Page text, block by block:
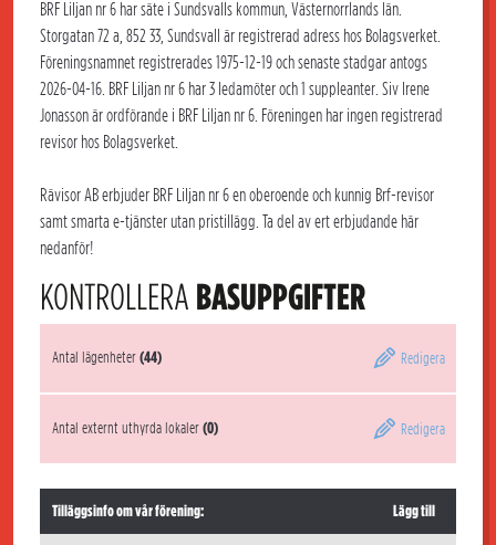
BRF Liljan nr 6 har säte i Sundsvalls kommun, Västernorrlands län.
Storgatan 72 a, 852 33, Sundsvall är registrerad adress hos Bolagsverket.
Föreningsnamnet registrerades 1975-12-19 och senaste stadgar antogs
2026-04-16. BRF Liljan nr 6 har 3 ledamöter och 1 suppleanter. Siv Irene
Jonasson är ordförande i BRF Liljan nr 6. Föreningen har ingen registrerad
revisor hos Bolagsverket.
Rävisor AB erbjuder BRF Liljan nr 6 en oberoende och kunnig Brf-revisor
samt smarta e-tjänster utan pristillägg. Ta del av ert erbjudande här
nedanför!
KONTROLLERA BASUPPGIFTER
Antal lägenheter(44) Redigera
Antal externt uthyrda lokaler(0) Redigera
Tilläggsinfo om vår förening: Lägg till